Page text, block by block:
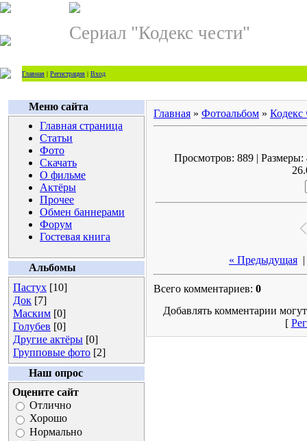
Сериал "Кодекс чести"
Главная | Регистрация | Вход
Меню сайта
Главная страница
Статьи
Фото
Скачать
О фильме
Актёры
Прочее
Обмен баннерами
Форум
Гостевая книга
Альбомы
Пастух [10]
Док [7]
Маским [0]
Голубев [0]
Другие актёры [0]
Групповые фото [2]
Наш опрос
Оцените сайт
Отлично
Хорошо
Нормально
Главная » Фотоальбом » Кодекс
Просмотров: 889 |
« Предыдущая |
Всего комментариев: 0
Добавлять комментарии
[